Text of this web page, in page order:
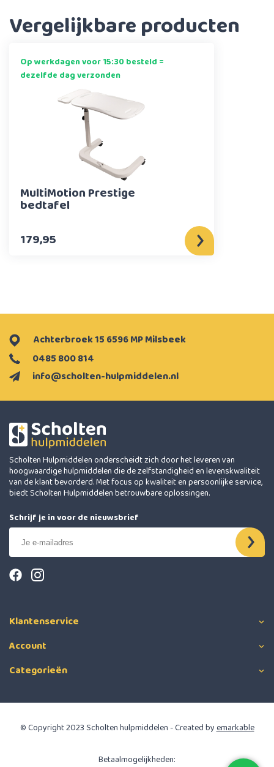
Vergelijkbare producten
Op werkdagen voor 15:30 besteld =
dezelfde dag verzonden
MultiMotion Prestige
bedtafel
179,95
info@scholten-hulpmiddelen.nl
0485 800 814
Achterbroek 15 6596 MP Milsbeek
Scholten Hulpmiddelen onderscheidt zich door het leveren van
hoogwaardige hulpmiddelen die de zelfstandigheid en levenskwaliteit
van de klant bevorderd. Met focus op kwaliteit en persoonlijke service,
biedt Scholten Hulpmiddelen betrouwbare oplossingen.
Schrijf je in voor de nieuwsbrief
Klantenservice
Account
Categorieën
© Copyright 2023 Scholten hulpmiddelen - Created byemarkable
Betaalmogelijkheden: